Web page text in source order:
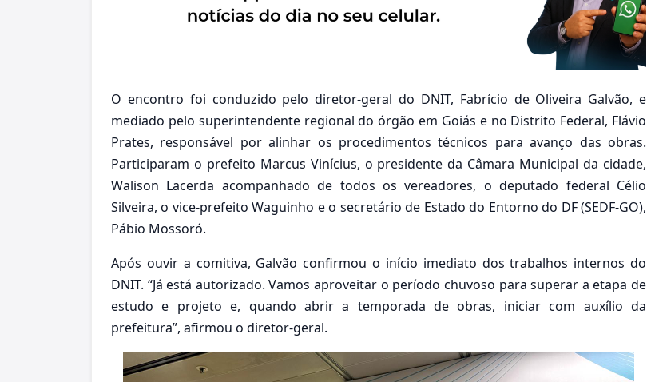
O encontro foi conduzido pelo diretor-geral do DNIT, Fabrício de Oliveira Galvão, e
mediado pelo superintendente regional do órgão em Goiás e no Distrito Federal, Flávio
Prates, responsável por alinhar os procedimentos técnicos para avanço das obras.
Participaram o prefeito Marcus Vinícius, o presidente da Câmara Municipal da cidade,
Walison Lacerda acompanhado de todos os vereadores, o deputado federal Célio
Silveira, o vice-prefeito Waguinho e o secretário de Estado do Entorno do DF (SEDF-GO),
Pábio Mossoró.
Após ouvir a comitiva, Galvão confirmou o início imediato dos trabalhos internos do
DNIT. “Já está autorizado. Vamos aproveitar o período chuvoso para superar a etapa de
estudo e projeto e, quando abrir a temporada de obras, iniciar com auxílio da
prefeitura”, afirmou o diretor-geral.